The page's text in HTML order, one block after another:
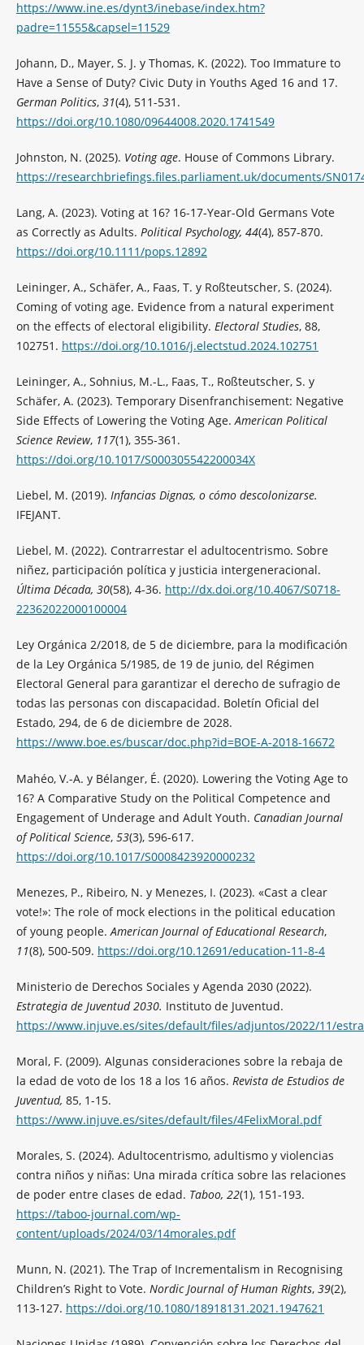
https://www.ine.es/dynt3/inebase/index.htm?
padre=11555&capsel=11529
Johann, D., Mayer, S. J. y Thomas, K. (2022). Too Immature to
Have a Sense of Duty? Civic Duty in Youths Aged 16 and 17.
German Politics, 31(4), 511-531.
https://doi.org/10.1080/09644008.2020.1741549
Johnston, N. (2025). Voting age. House of Commons Library.
https://researchbriefings.files.parliament.uk/documents/
Lang, A. (2023). Voting at 16? 16-17-Year-Old Germans Vote
as Correctly as Adults. Political Psychology, 44(4), 857-870.
https://doi.org/10.1111/pops.12892
Leininger, A., Schäfer, A., Faas, T. y Roßteutscher, S. (2024).
Coming of voting age. Evidence from a natural experiment
on the effects of electoral eligibility. Electoral Studies, 88,
102751. https://doi.org/10.1016/j.electstud.2024.102751
Leininger, A., Sohnius, M.-L., Faas, T., Roßteutscher, S. y
Schäfer, A. (2023). Temporary Disenfranchisement: Negative
Side Effects of Lowering the Voting Age.American Political
Science Review, 117(1), 355-361.
https://doi.org/10.1017/S000305542200034X
Liebel, M. (2019). Infancias Dignas, o cómo descolonizarse.
IFEJANT.
Liebel, M. (2022). Contrarrestar el adultocentrismo. Sobre
niñez, participación política y justicia intergeneracional.
Última Década, 30(58), 4-36. http://dx.doi.org/10.4067/S0718-
22362022000100004
Ley Orgánica 2/2018, de 5 de diciembre, para la modificación
de la Ley Orgánica 5/1985, de 19 de junio, del Régimen
Electoral General para garantizar el derecho de sufragio de
todas las personas con discapacidad. Boletín Oficial del
Estado, 294, de 6 de diciembre de 2028.
https://www.boe.es/buscar/doc.php?id=BOE-A-2018-16672
Mahéo, V.-A. y Bélanger, É. (2020). Lowering the Voting Age to
16? A Comparative Study on the Political Competence and
Engagement of Underage and Adult Youth. Canadian Journal
of Political Science, 53(3), 596-617.
https://doi.org/10.1017/S0008423920000232
Menezes, P., Ribeiro, N. y Menezes, I. (2023). «Cast a clear
vote!»: The role of mock elections in the political education
of young people. American Journal of Educational Research,
11(8), 500-509. https://doi.org/10.12691/education-11-8-4
Ministerio de Derechos Sociales y Agenda 2030 (2022).
Estrategia de Juventud 2030. Instituto de Juventud.
https://www.injuve.es/sites/default/files/adjuntos/2022/11/
Moral, F. (2009). Algunas consideraciones sobre la rebaja de
la edad de voto de los 18 a los 16 años. Revista de Estudios de
Juventud, 85, 1-15.
https://www.injuve.es/sites/default/files/4FelixMoral.pdf
Morales, S. (2024). Adultocentrismo, adultismo y violencias
contra niños y niñas: Una mirada crítica sobre las relaciones
de poder entre clases de edad. Taboo, 22(1), 151-193.
https://taboo-journal.com/wp-
content/uploads/2024/03/14morales.pdf
Munn, N. (2021). The Trap of Incrementalism in Recognising
Children’s Right to Vote. Nordic Journal of Human Rights, 39(2),
113-127. https://doi.org/10.1080/18918131.2021.1947621